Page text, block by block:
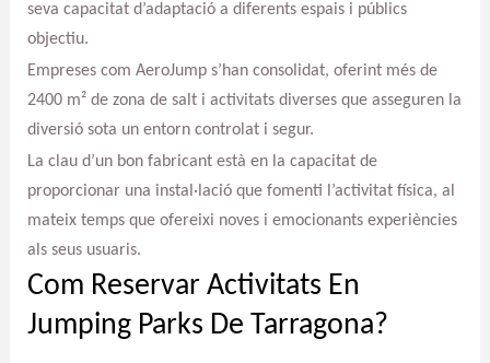
seva capacitat d’adaptació a diferents espais i públics
objectiu.
Empreses com AeroJump s’han consolidat, oferint més de
2400 m² de zona de salt i activitats diverses que asseguren la
diversió sota un entorn controlat i segur.
La clau d’un bon fabricant està en la capacitat de
proporcionar una instal·lació que fomenti l’activitat física, al
mateix temps que ofereixi noves i emocionants experiències
als seus usuaris.
Com Reservar Activitats En
Jumping Parks De Tarragona?